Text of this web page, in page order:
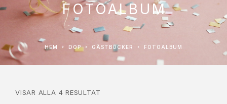
FOTOALBUM
HEM DOP GÄSTBÖCKER FOTOALBUM
VISAR ALLA 4 RESULTAT